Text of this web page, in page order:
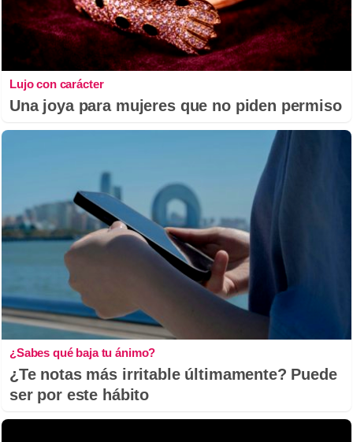
Lujo con carácter
Una joya para mujeres que no piden permiso
¿Sabes qué baja tu ánimo?
¿Te notas más irritable últimamente? Puede
ser por este hábito